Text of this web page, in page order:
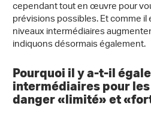
cependant tout en œuvre pour
prévisions possibles. Et comme
niveaux intermédiaires
indiquons désormais également.
Pourquoi il y a-t-il
intermédiaires pour
danger «limité» et